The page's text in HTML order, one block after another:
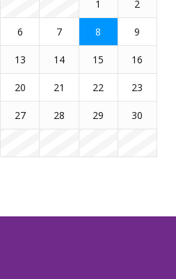
1 2
6 7 8 9
13 14 15 16
20 21 22 23
27 28 29 30